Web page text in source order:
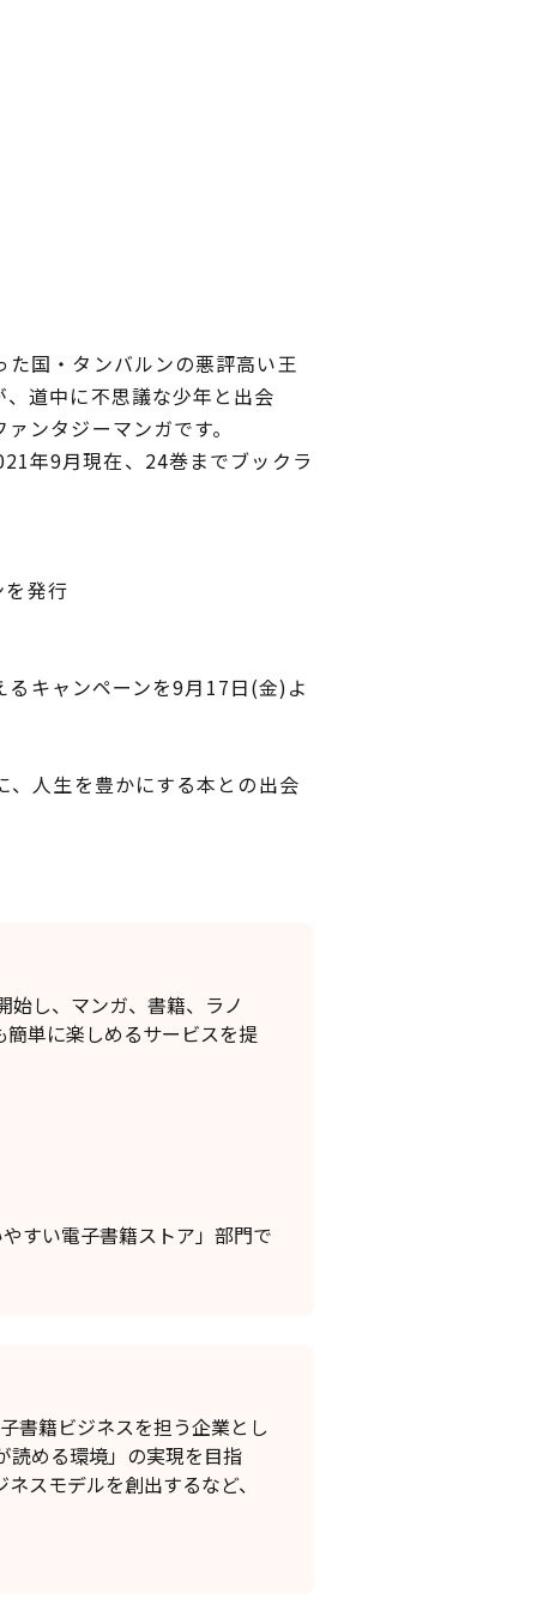
国・タンバルンの悪評高い王
道中に不思議な少年と出会
ンタジーマンガです。
年9月現在、24巻までブックラ
発行
キャンペーンを9月17日(金)よ
人生を豊かにする本との出会
し、マンガ、書籍、ラノ
単に楽しめるサービスを提
すい電子書籍ストア」部門で
書籍ビジネスを担う企業とし
読める環境」の実現を目指
スモデルを創出するなど、